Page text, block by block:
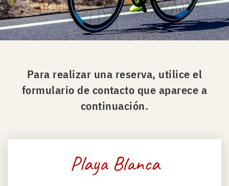
Para realizar una reserva, utilice el
formulario de contacto que aparece a
continuación.
Playa Blanca